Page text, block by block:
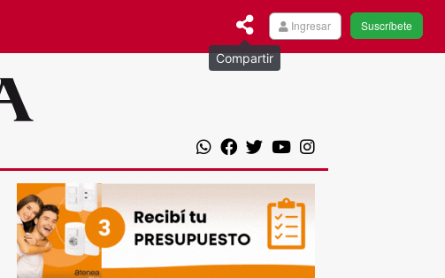
Suscríbete
Ingresar
Compartir